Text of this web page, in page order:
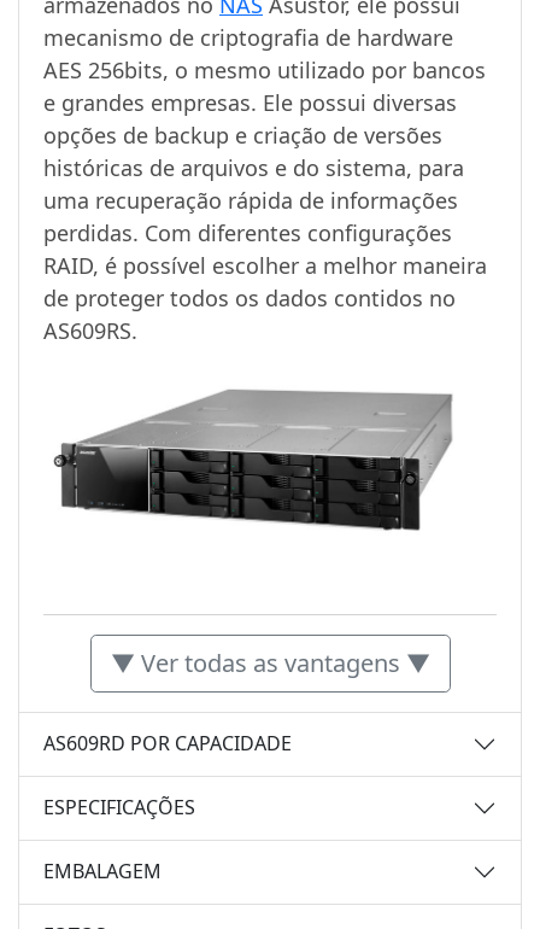
mecanismo de criptografia de hardware
AES 256bits, o mesmo utilizado por bancos
e grandes empresas. Ele possui diversas
opções de backup e criação de versões
históricas de arquivos e do sistema, para
uma recuperação rápida de informações
perdidas. Com diferentes configurações
RAID, é possível escolher a melhor maneira
de proteger todos os dados contidos no
AS609RS.
▼ Ver todas as vantagens ▼
AS609RD POR CAPACIDADE
ESPECIFICAÇÕES
EMBALAGEM